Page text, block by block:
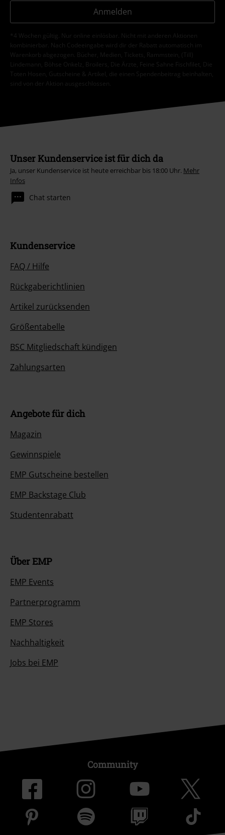
Anmelden
*4 Wochen gültig. Nur online einlösbar. Nicht mit anderen Aktionen
kombinierbar. Nach Codeeingabe wird dir der Rabatt automatisch im
Warenkorb abgezogen. Bücher, Medien, Tickets, Rammstein, (Till)
Lindemann, Böhse Onkelz, Broilers, Die Ärzte, Feine Sahne Fischfilet, Die
Toten Hosen, Gutscheine & Artikel, die einen Spendenbeitrag beinhalten,
sind von der Aktion ausgeschlossen.
Unser Kundenservice ist für dich da
Ja, unser Kundenservice ist heute erreichbar bis 18:00 Uhr. Mehr
Infos
Chat starten
Kundenservice
FAQ / Hilfe
Rückgaberichtlinien
Artikel zurücksenden
Größentabelle
BSC Mitgliedschaft kündigen
Zahlungsarten
Angebote für dich
Magazin
Gewinnspiele
EMP Gutscheine bestellen
EMP Backstage Club
Studentenrabatt
Über EMP
EMP Events
Partnerprogramm
EMP Stores
Nachhaltigkeit
Jobs bei EMP
Community